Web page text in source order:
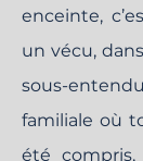
enceinte,
un vécu,
sous-
familiale où
été compris,